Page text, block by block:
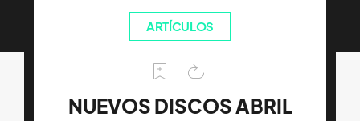
ARTÍCULOS
NUEVOS DISCOS ABRIL